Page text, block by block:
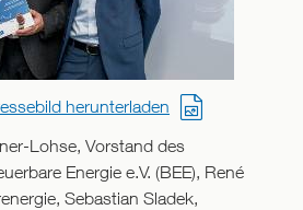
herunterladen
Lohse, Vorstand des
Energie e.V. (BEE), René
Sebastian Sladek,